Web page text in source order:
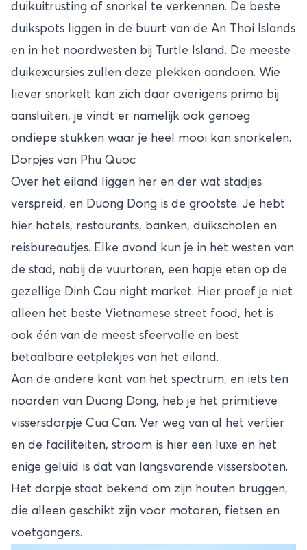
duikuitrusting of snorkel te verkennen. De beste
duikspots liggen in de buurt van de An Thoi Islands
en in het noordwesten bij Turtle Island. De meeste
duikexcursies zullen deze plekken aandoen. Wie
liever snorkelt kan zich daar overigens prima bij
aansluiten, je vindt er namelijk ook genoeg
ondiepe stukken waar je heel mooi kan snorkelen.
Dorpjes van Phu Quoc
Over het eiland liggen her en der wat stadjes
verspreid, en Duong Dong is de grootste. Je hebt
hier hotels, restaurants, banken, duikscholen en
reisbureautjes. Elke avond kun je in het westen van
de stad, nabij de vuurtoren, een hapje eten op de
gezellige Dinh Cau night market. Hier proef je niet
alleen het beste Vietnamese street food, het is
ook één van de meest sfeervolle en best
betaalbare eetplekjes van het eiland.
Aan de andere kant van het spectrum, en iets ten
noorden van Duong Dong, heb je het primitieve
vissersdorpje Cua Can. Ver weg van al het vertier
en de faciliteiten, stroom is hier een luxe en het
enige geluid is dat van langsvarende vissersboten.
Het dorpje staat bekend om zijn houten bruggen,
die alleen geschikt zijn voor motoren, fietsen en
voetgangers.